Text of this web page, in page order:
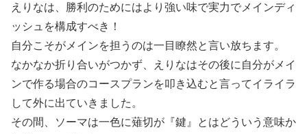
えりなは、勝利のためにはより強い味で実力でメインディ
ッシュを構成すべき！
自分こそがメインを担うのは一目瞭然と言い放ちます。
なかなか折り合いがつかず、えりなはその後に自分がメイ
ンで作る場合のコースプランを叩き込むと言ってイライラ
して外に出ていきました。
その間、ソーマは一色に薙切が『鍵』とはどういう意味か